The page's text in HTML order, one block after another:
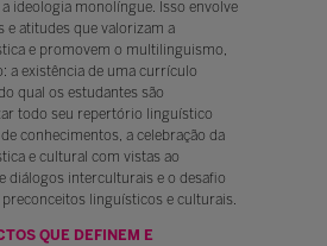
ideologia monolíngue. Isso envolve
e atitudes que valorizam a
e promovem o multilinguismo,
a existência de uma currículo
qual os estudantes são
todo seu repertório linguístico
conhecimentos, a celebração da
e cultural com vistas ao
diálogos interculturais e o desaﬁo
linguísticos e culturais.
QUE DEFINEM E S